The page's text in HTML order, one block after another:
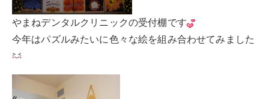
やまねデンタルクリニックの受付棚です
今年はパズルみたいに色々な絵を組み合わせてみました